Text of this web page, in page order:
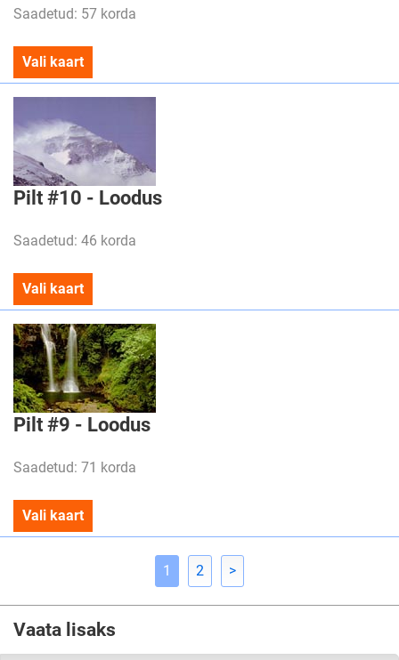
Saadetud: 57 korda
Vali kaart
Pilt #10 - Loodus
Saadetud: 46 korda
Vali kaart
Pilt #9 - Loodus
Saadetud: 71 korda
Vali kaart
1 2 >
Vaata lisaks